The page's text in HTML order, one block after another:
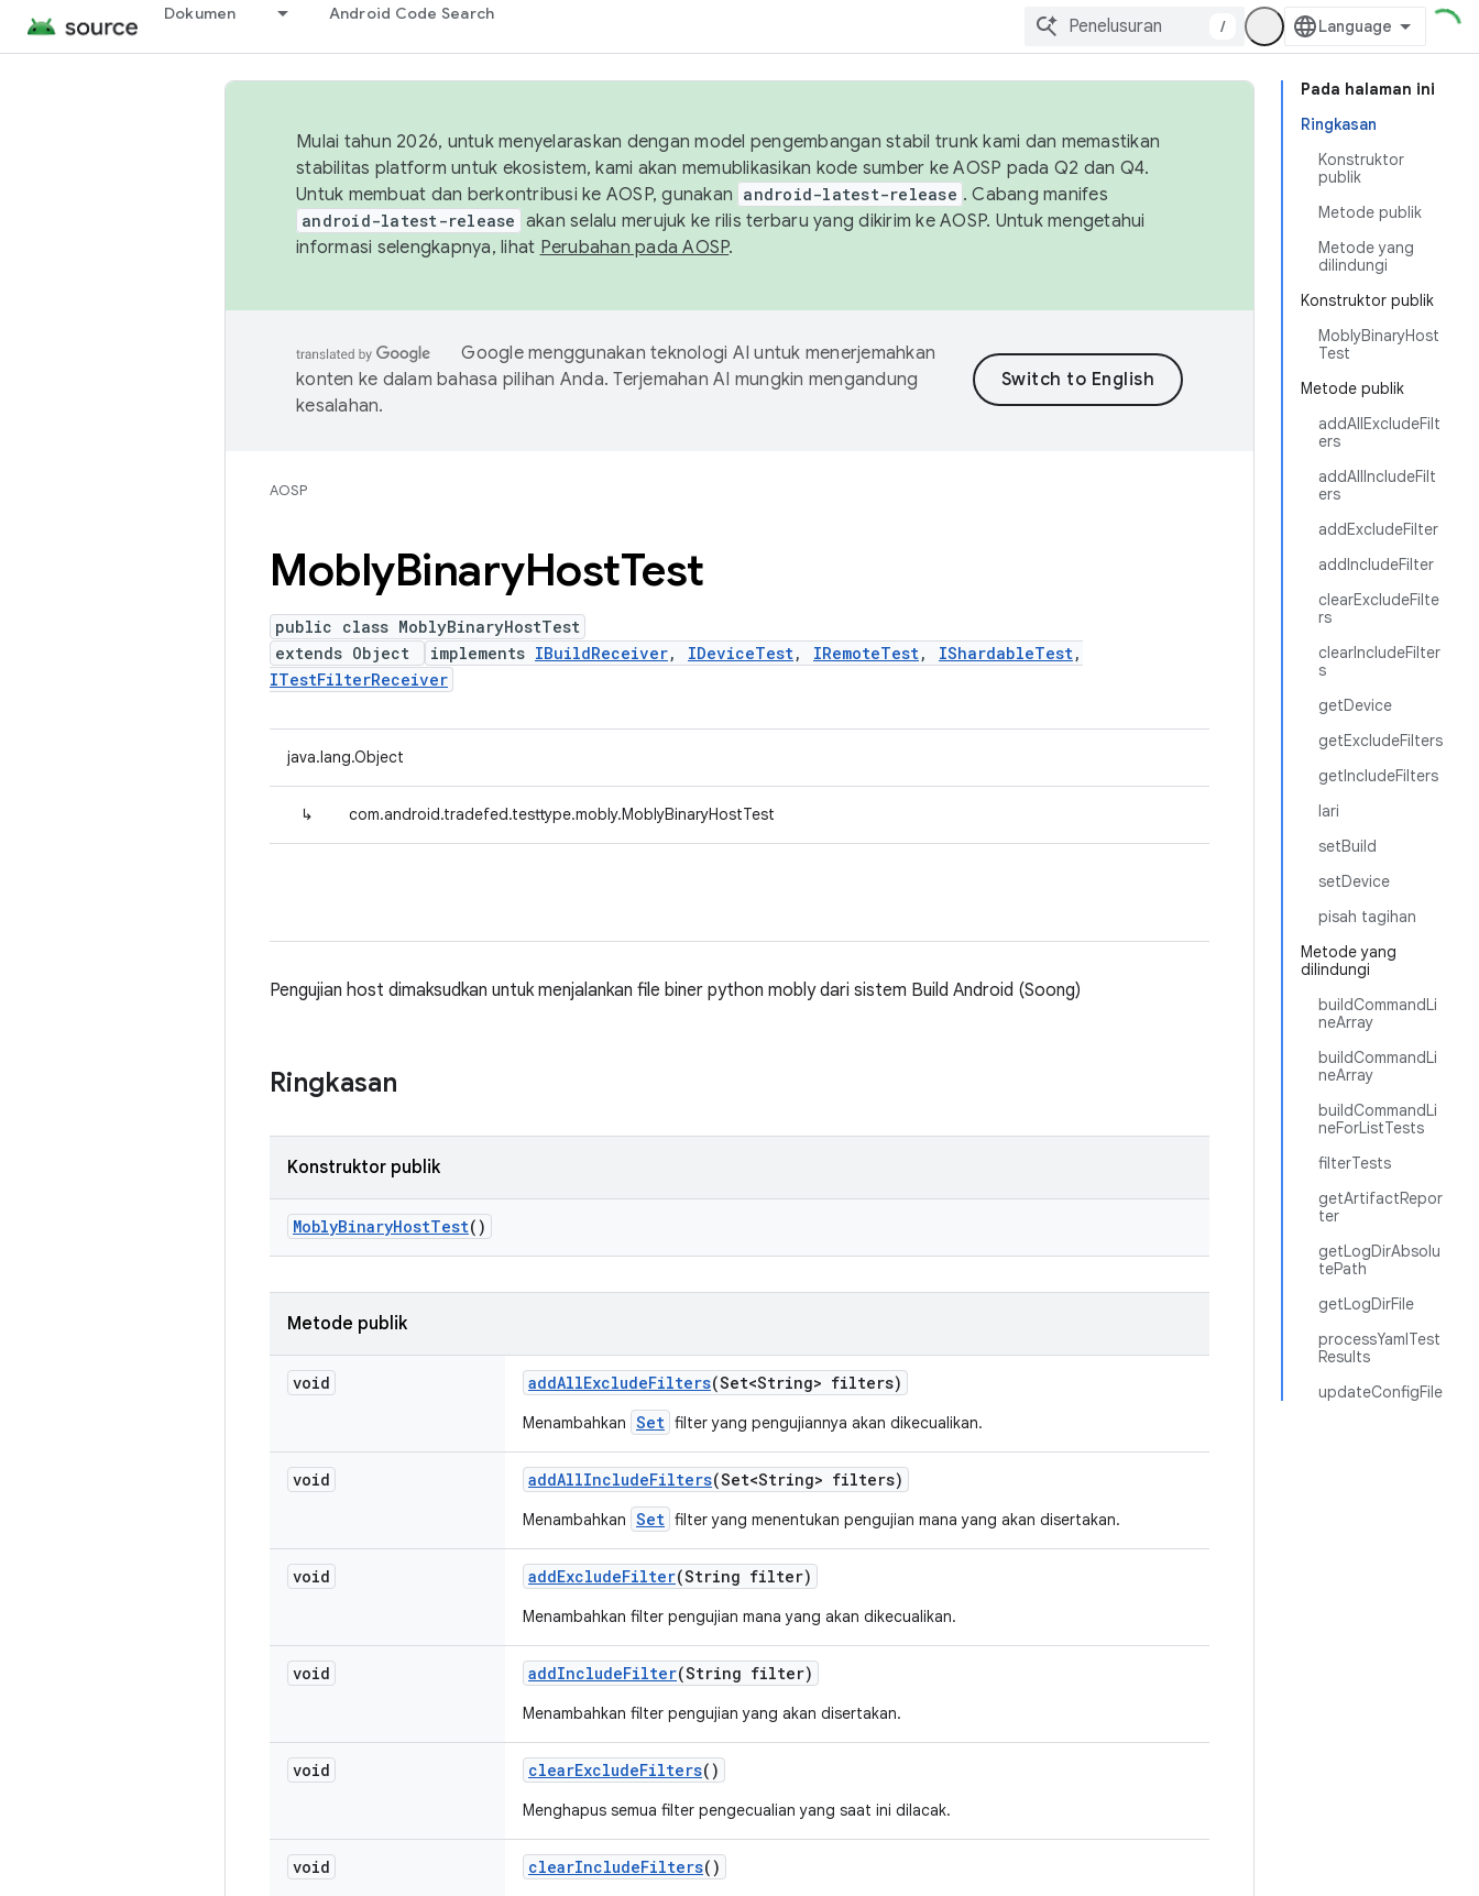
Dokumen Android Code Search
/
Pada halaman ini
Ringkasan
Konstruktor
publik
Metode publik
Metode yang
dilindungi
Konstruktor publik
MoblyBinaryHost
Test
Metode publik
addAllExcludeFilt
ers
addAllIncludeFilt
ers
addExcludeFilter
addIncludeFilter
clearExcludeFilte
rs
clearIncludeFilter
s
getDevice
getExcludeFilters
getIncludeFilters
lari
setBuild
setDevice
pisah tagihan
Metode yang
dilindungi
buildCommandLi
neArray
buildCommandLi
neArray
buildCommandLi
neForListTests
filterTests
getArtifactRepor
ter
getLogDirAbsolu
tePath
getLogDirFile
processYamlTest
Results
updateConfigFile
Mulai tahun 2026, untuk menyelaraskan dengan model pengembangan stabil trunk kami dan memastikan
stabilitas platform untuk ekosistem, kami akan memublikasikan kode sumber ke AOSP pada Q2 dan Q4.
Untuk membuat dan berkontribusi ke AOSP, gunakan android-latest-release . Cabang manifes
android-latest-release akan selalu merujuk ke rilis terbaru yang dikirim ke AOSP. Untuk mengetahui
informasi selengkapnya, lihat Perubahan pada AOSP.
Google menggunakan teknologi AI untuk menerjemahkan
konten ke dalam bahasa pilihan Anda. Terjemahan AI mungkin mengandung
kesalahan.
AOSP
MoblyBinaryHostTest
public class MoblyBinaryHostTest
extends Object
implements IBuildReceiver, IDeviceTest, IRemoteTest, IShardableTest,
ITestFilterReceiver
java.lang.Object
↳ com.android.tradefed.testtype.mobly.MoblyBinaryHostTest
Pengujian host dimaksudkan untuk menjalankan file biner python mobly dari sistem Build Android (Soong)
Ringkasan
Konstruktor publik
MoblyBinaryHostTest()
Metode publik
void addAllExcludeFilters(Set<String> filters)
Menambahkan Set filter yang pengujiannya akan dikecualikan.
void addAllIncludeFilters(Set<String> filters)
Menambahkan Set filter yang menentukan pengujian mana yang akan disertakan.
void addExcludeFilter(String filter)
Menambahkan filter pengujian mana yang akan dikecualikan.
void addIncludeFilter(String filter)
Menambahkan filter pengujian yang akan disertakan.
void clearExcludeFilters()
Menghapus semua filter pengecualian yang saat ini dilacak.
void clearIncludeFilters()